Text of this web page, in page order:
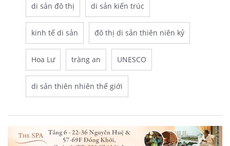
di sản đô thị di sản kiến trúc
kinh tế di sản đô thị di sản thiên niên kỷ
Hoa Lư tràng an UNESCO
di sản thiên nhiên thế giới